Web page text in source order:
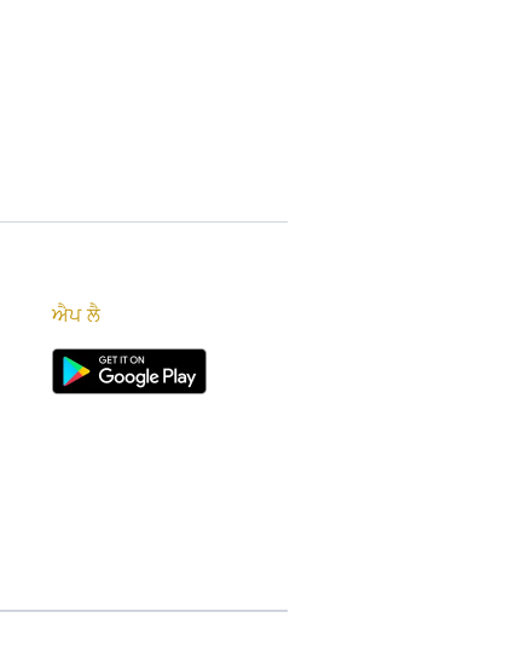
ਐਪ ਲੈ